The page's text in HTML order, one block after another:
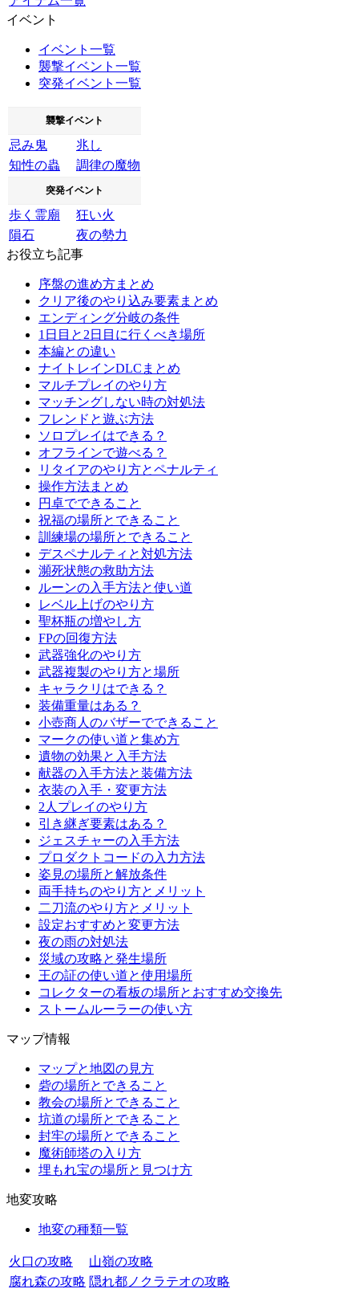
イベント
イベント一覧
襲撃イベント一覧
突発イベント一覧
襲撃イベント
忌み鬼
兆し
知性の蟲
調律の魔物
突発イベント
歩く霊廟
狂い火
隕石
夜の勢力
お役立ち記事
序盤の進め方まとめ
クリア後のやり込み要素まとめ
エンディング分岐の条件
1日目と2日目に行くべき場所
本編との違い
ナイトレインDLCまとめ
マルチプレイのやり方
マッチングしない時の対処法
フレンドと遊ぶ方法
ソロプレイはできる？
オフラインで遊べる？
リタイアのやり方とペナルティ
操作方法まとめ
円卓でできること
祝福の場所とできること
訓練場の場所とできること
デスペナルティと対処方法
瀕死状態の救助方法
ルーンの入手方法と使い道
レベル上げのやり方
聖杯瓶の増やし方
FPの回復方法
武器強化のやり方
武器複製のやり方と場所
キャラクリはできる？
装備重量はある？
小壺商人のバザーでできること
マークの使い道と集め方
遺物の効果と入手方法
献器の入手方法と装備方法
衣装の入手・変更方法
2人プレイのやり方
引き継ぎ要素はある？
ジェスチャーの入手方法
プロダクトコードの入力方法
姿見の場所と解放条件
両手持ちのやり方とメリット
二刀流のやり方とメリット
設定おすすめと変更方法
夜の雨の対処法
災域の攻略と発生場所
王の証の使い道と使用場所
コレクターの看板の場所とおすすめ交換先
ストームルーラーの使い方
マップ情報
マップと地図の見方
砦の場所とできること
教会の場所とできること
坑道の場所とできること
封牢の場所とできること
魔術師塔の入り方
埋もれ宝の場所と見つけ方
地変攻略
地変の種類一覧
火口の攻略
山嶺の攻略
腐れ森の攻略 隠れ都ノクラテオの攻略